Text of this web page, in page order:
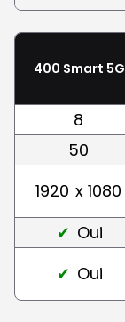
400 Smart 5G
8
50
1920 x 1080
Oui
Oui